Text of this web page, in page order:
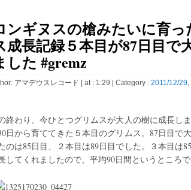
ンギヌスの槍みたいに育
成長記録５本目が87日目で
した #gremz
アマデウスレコード | at : 1:29 | Category : 2011/12/29,
終わり、今ひとつグリムスが大人の樹に成長しま
日から育ててきた５本目のグリムス。87日目で
のは85日目、２本目は89日目でした。３本目は
してくれましたので、平均90日間というところで